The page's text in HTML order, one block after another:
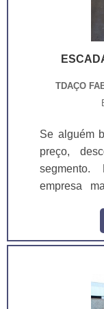
padrão do cliente. E para
e a
aço
TDAÇO
Se alguém
preço,
segmento.
empresa
ramo.
mezanino
sOBRE
PREÇOA